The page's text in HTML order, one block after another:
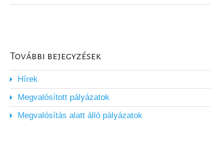
További bejegyzések
Hírek
Megvalósított pályázatok
Megvalósítás alatt álló pályázatok